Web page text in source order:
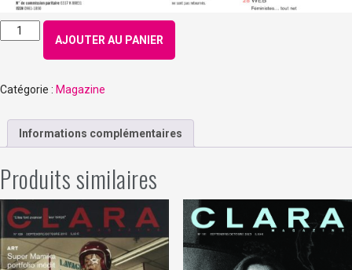
quantité
de
–
2013
AJOUTER AU PANIER
Catégorie : Magazine
Informations complémentaires
Produits similaires